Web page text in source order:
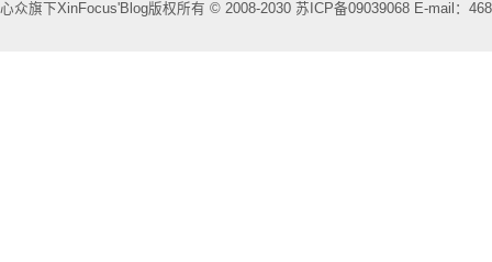
心众旗下XinFocus'Blog版权所有 © 2008-2030 苏ICP备09039068 E-mail：